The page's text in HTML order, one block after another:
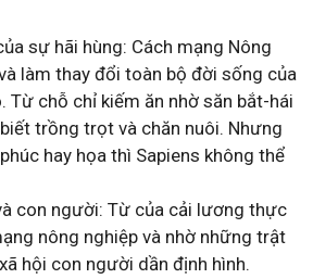
sự hãi hùng: Cách mạng Nông
làm thay đổi toàn bộ đời sống của
Từ chỗ chỉ kiếm ăn nhờ săn bắt-hái
trồng trọt và chăn nuôi. Nhưng
hay họa thì Sapiens không thể
con người: Từ của cải lương thực
nông nghiệp và nhờ những trật
hội con người dần định hình.